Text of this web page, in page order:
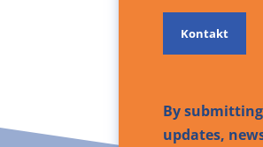
By
updates,